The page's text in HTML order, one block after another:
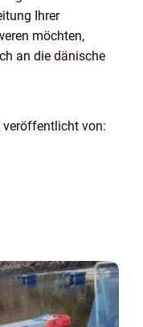
Ihrer
möchten,
an die dänische
veröffentlicht von: